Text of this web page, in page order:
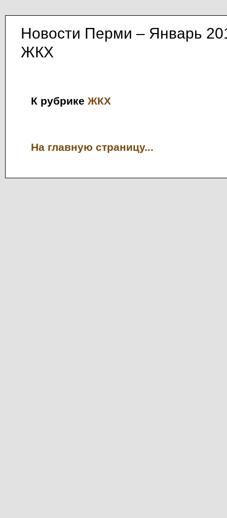
Новости Перми – Январь
ЖКХ
К рубрике ЖКХ
На главную страницу...